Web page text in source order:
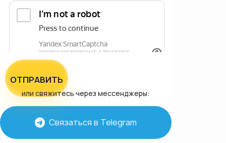
ОТПРАВИТЬ
или свяжитесь через мессенджеры:
Связаться в Telegram